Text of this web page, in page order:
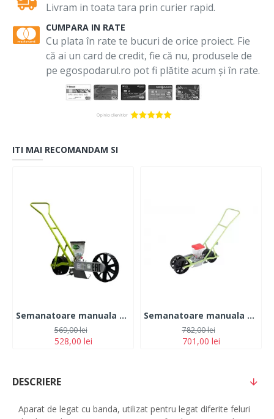
Livram in toata tara prin curier rapid.
CUMPARA IN RATE
Cu plata în rate te bucuri de orice proiect. Fie
că ai un card de credit, fie că nu, produsele de
pe egospodarul.ro pot fi plătite acum și în rate.
ITI MAI RECOMANDAM SI
Semanatoare manuala de precizie 1 rand
528,00 lei
569,00 lei
Semanatoare manuala de precizie 2 randuri
701,00 lei
782,00 lei
DESCRIERE
Aparat de legat cu banda, utilizat pentru legat diferite feluri